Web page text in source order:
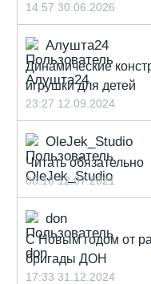
14:57 30.06.2026
Алушта24
Динамические
игрушки для детей
23:27 12.09.2024
OleJek_Studio
Читать обязательно
08:18 12.07.2021
don
С Новым годом от
бригады ДОН
17:33 31.12.2024